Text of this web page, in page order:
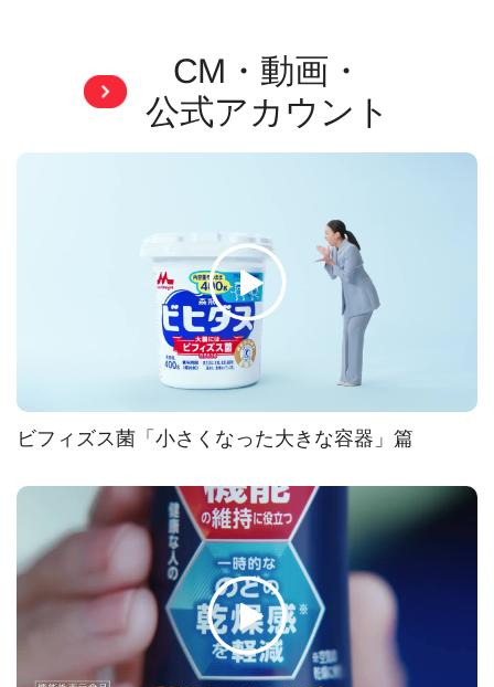
CM・動画・
公式アカウント
ビフィズス菌「小さくなった大きな容器」篇